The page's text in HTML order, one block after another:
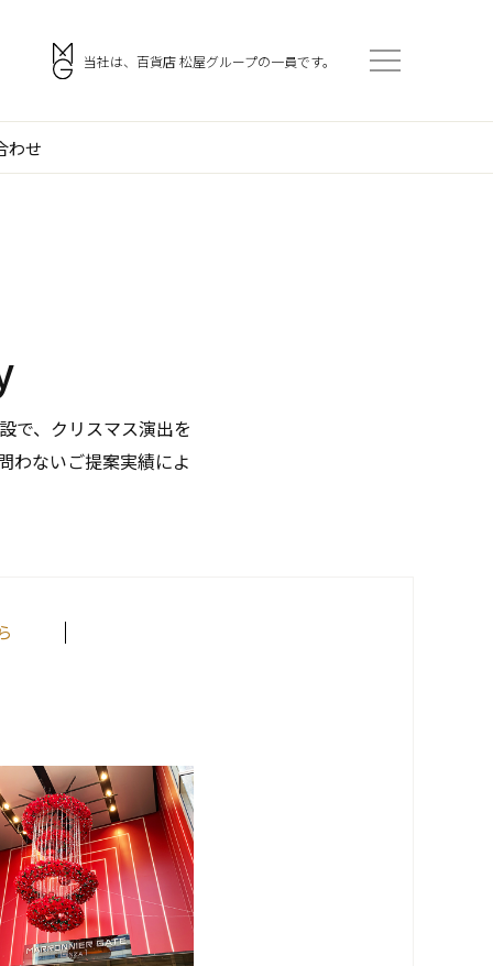
当社は、百貨店 松屋グループの一員です。
役員一覧
組織図
わせ
で、クリスマス演出を
わないご提案実績によ